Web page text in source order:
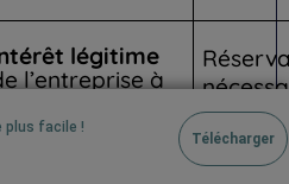
légitime
l’entreprise à
et à
fins
jours à
plus facile !
Télécharger